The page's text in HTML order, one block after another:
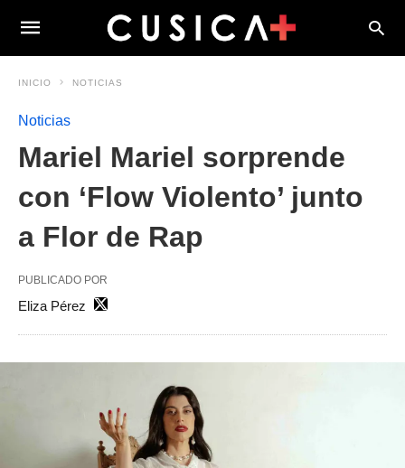
INICIO NOTICIAS
Noticias
Mariel Mariel sorprende
con ‘Flow Violento’ junto
a Flor de Rap
PUBLICADO POR
Eliza Pérez